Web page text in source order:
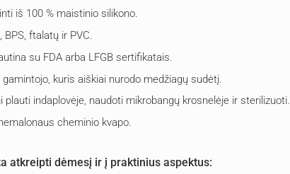
iš 100 % maistinio silikono.
BPS, ftalatų ir PVC.
su FDA arba LFGB sertifikatais.
kuris aiškiai nurodo medžiagų sudėtį.
plauti indaplovėje, naudoti mikrobangų krosnelėje ir sterilizuoti.
cheminio kvapo.
atkreipti dėmesį ir į praktinius aspektus: